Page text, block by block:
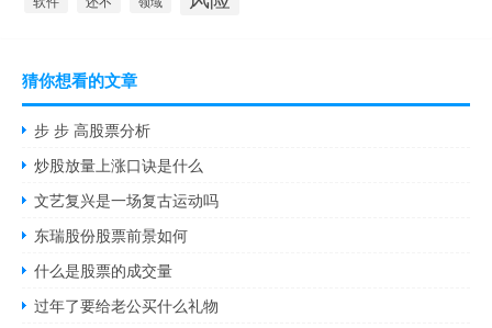
猜你想看的文章
步 步 高股票分析
炒股放量上涨口诀是什么
文艺复兴是一场复古运动吗
东瑞股份股票前景如何
什么是股票的成交量
过年了要给老公买什么礼物